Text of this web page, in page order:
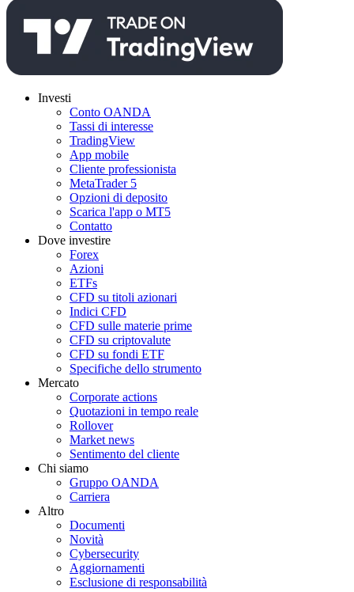
Investi
Conto OANDA
Tassi di interesse
TradingView
App mobile
Cliente professionista
MetaTrader 5
Opzioni di deposito
Scarica l'app o MT5
Contatto
Dove investire
Forex
Azioni
ETFs
CFD su titoli azionari
Indici CFD
CFD sulle materie prime
CFD su criptovalute
CFD su fondi ETF
Specifiche dello strumento
Mercato
Corporate actions
Quotazioni in tempo reale
Rollover
Market news
Sentimento del cliente
Chi siamo
Gruppo OANDA
Carriera
Altro
Documenti
Novità
Cybersecurity
Aggiornamenti
Esclusione di responsabilità